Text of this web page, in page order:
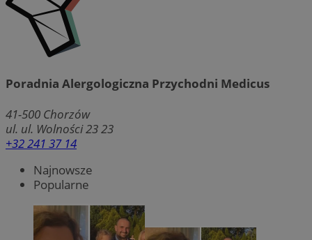
Poradnia Alergologiczna Przychodni Medicus
41-500 Chorzów
ul. ul. Wolności 23 23
+32 241 37 14
Najnowsze
Popularne